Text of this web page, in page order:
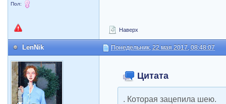
Пол:
Наверх
LenNik Понедельник, 22 мая 2017, 08:48:07
Цитата
. Которая зацепила шею.